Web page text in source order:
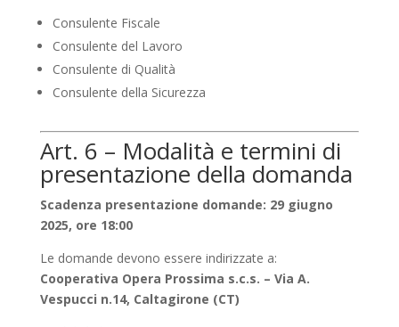
Consulente Fiscale
Consulente del Lavoro
Consulente di Qualità
Consulente della Sicurezza
Art. 6 – Modalità e termini di
presentazione della domanda
Scadenza presentazione domande: 29 giugno
2025, ore 18:00
Le domande devono essere indirizzate a:
Cooperativa Opera Prossima s.c.s. – Via A.
Vespucci n.14, Caltagirone (CT)